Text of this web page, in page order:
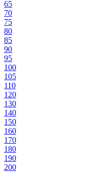
65
70
75
80
85
90
95
100
105
110
120
130
140
150
160
170
180
190
200